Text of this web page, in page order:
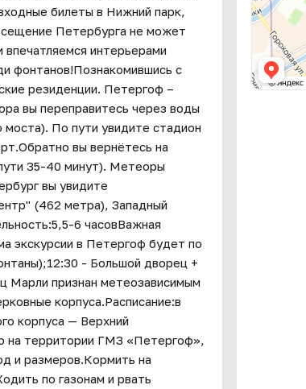
билеты в Нижний парк,
Петербурга не может
интерьерами
фонтанов!Познакомившись с
резиденции. Петергоф –
вы переправитесь через воды
По пути увидите стадион
вы вернётесь на
35-40 минут). Метеоры
вы увидите
(462 метра), Западный
6 часовВажная
экскурсии в Петергоф будет по
- Большой дворец +
Марли признан метеозависимым
корпуса.Расписание:в
корпуса — Верхний
на территории ГМЗ «Петергоф»,
и размеров.Кормить на
по газонам и рвать